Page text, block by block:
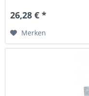
26,28 € *
Merken